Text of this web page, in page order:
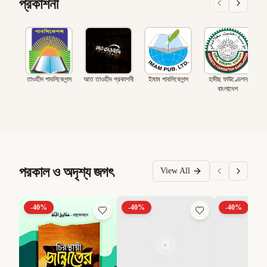
তাওহীদ পাবলিকেশন্স আত তাওহীদ প্রকাশনী ইমাম পাবলিকেশন্স
হাদীছ ফাউণ্ডেশন
বাংলাদেশ
পরকাল ও অদৃশ্য জগৎ View All
-40% -40% -40%